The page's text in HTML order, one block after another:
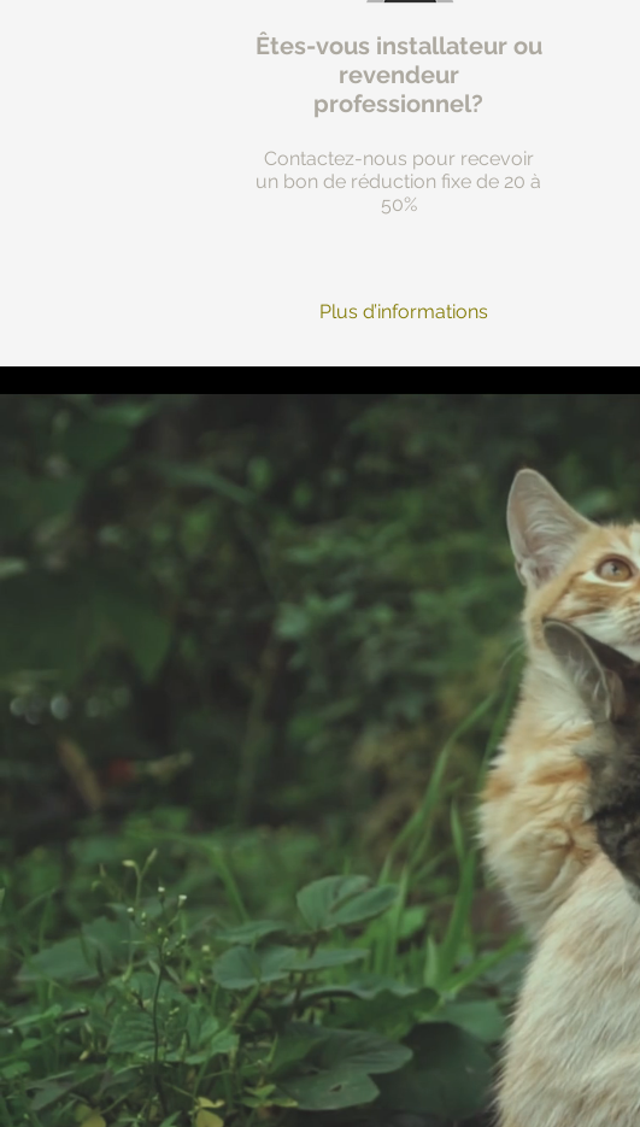
Êtes-vous installateur ou
revendeur
professionnel?
Contactez-nous pour recevoir
un bon de réduction fixe de 20 à
50%
Plus d’informations